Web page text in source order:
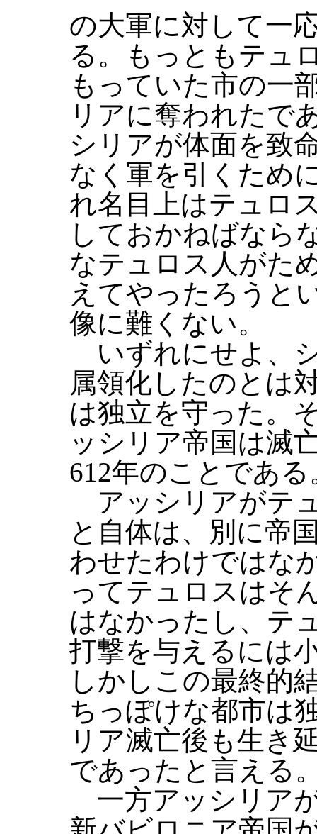
の大軍に対して一
る。もっともテュ
もっていた市の一
リアに奪われたで
シリアが体面を致
なく軍を引くため
れ名目上はテュロ
しておかねばなら
なテュロス人がた
えてやったろうと
像に難くない。
いずれにせよ、
属領化したのとは
は独立を守った。
ッシリア帝国は滅
612年のことである
アッシリアがテ
と自体は、別に帝
わせたわけではな
ってテュロスはそ
はなかったし、テ
打撃を与えるには
しかしこの最終的
ちっぽけな都市は
リア滅亡後も生き
であったと言える
一方アッシリア